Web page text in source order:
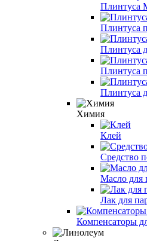
Плинтуса
Плинтуса
Плинтуса
Плинтуса
Химия
Клей
Средство
Масло для
Лак для
Компенсаторы